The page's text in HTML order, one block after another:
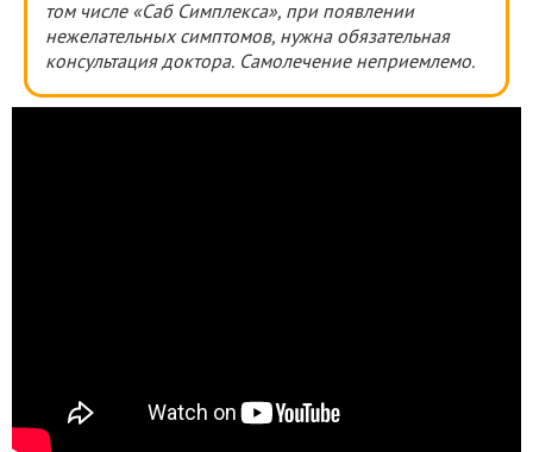
том числе «Саб Симплекса», при появлении
нежелательных симптомов, нужна обязательная
консультация доктора. Самолечение неприемлемо.